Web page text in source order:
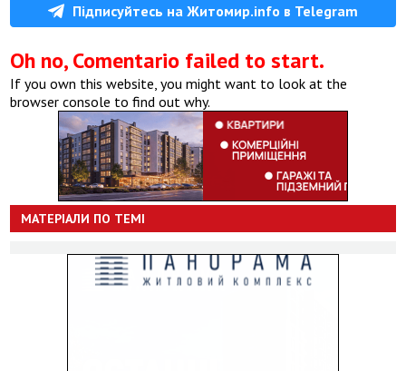
Підписуйтесь на Житомир.info в Telegram
Oh no, Comentario failed to start.
If you own this website, you might want to look at the
browser console to find out why.
МАТЕРІАЛИ ПО ТЕМІ